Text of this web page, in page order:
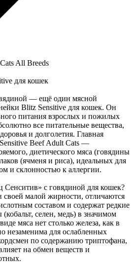
All Breeds
для кошек
— ещё один мясной
Blitz Sensitive для кошек. Он
питания взрослых и пожилых
все питательные вещества,
и долголетия. Главная
Beef Adult Cats —
диетического мяса (говядины
(ячменя и риса), идеальных для
и склонностью к аллергии.
Сенситив» с говядиной для кошек?
своей малой жирности, отличаются
составом и содержат редкие
селен, медь) в значимом
мяса нет столько железа, как в
незаменима для ослабленных
по содержанию триптофана,
на обмен веществ и